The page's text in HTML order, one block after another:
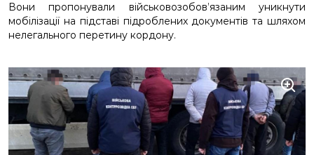
Вони пропонували військовозобов’язаним уникнути
мобілізації на підставі підроблених документів та шляхом
нелегального перетину кордону.